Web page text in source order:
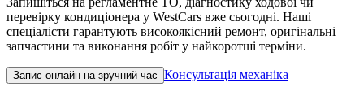
перевірку кондиціонера у WestCars вже сьогодні. Наші
спеціалісти гарантують високоякісний ремонт, оригінальні
запчастини та виконання робіт у найкоротші терміни.
Запис онлайн на зручний час Консультація механіка